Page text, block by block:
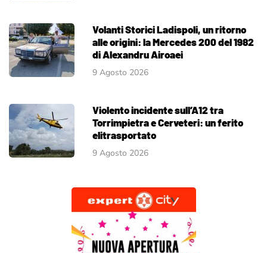
Volanti Storici Ladispoli, un ritorno
alle origini: la Mercedes 200 del 1982
di Alexandru Airoaei
9 Agosto 2026
Violento incidente sull’A12 tra
Torrimpietra e Cerveteri: un ferito
elitrasportato
9 Agosto 2026